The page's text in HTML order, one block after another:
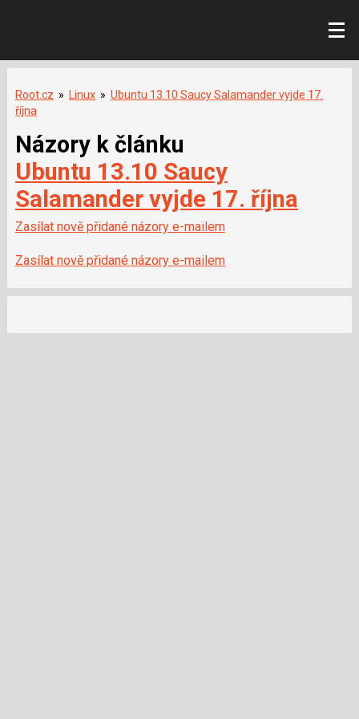
Root.cz » Linux » Ubuntu 13.10 Saucy Salamander vyjde 17.
října
Názory k článku
Ubuntu 13.10 Saucy
Salamander vyjde 17. října
Zasílat nově přidané názory e-mailem
Zasílat nově přidané názory e-mailem